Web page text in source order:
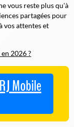
vous reste plus qu'à
partagées pour
vos attentes et
2026 ?
Mobile